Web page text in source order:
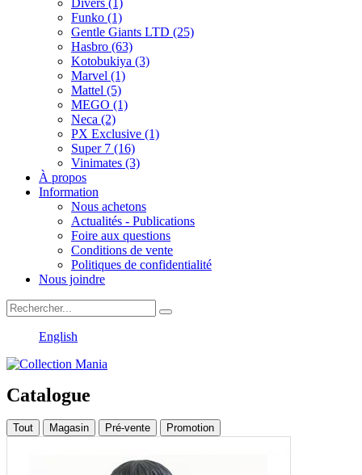
Divers (1)
Funko (1)
Gentle Giants LTD (25)
Hasbro (63)
Kotobukiya (3)
Marvel (1)
Mattel (5)
MEGO (1)
Neca (2)
PX Exclusive (1)
Super 7 (16)
Vinimates (3)
À propos
Information
Nous achetons
Actualités - Publications
Foire aux questions
Conditions de vente
Politiques de confidentialité
Nous joindre
English
Catalogue
Tout Magasin Pré-vente Promotion